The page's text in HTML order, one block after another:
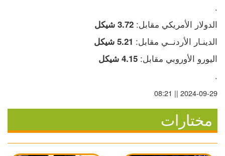
.
الدولار الأمريكي مقابل: 3.72 شيكل
الدينـار الأردنــي مقابل: 5.21 شيكل
اليورو الأوروبي مقابل: 4.15 شيكل
.
2024-09-29 || 08:21
مختارات